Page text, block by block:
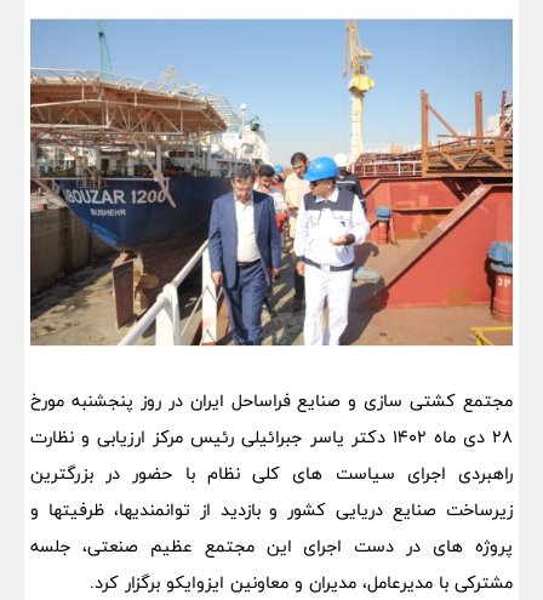
مجتمع کشتی سازی و صنایع فراساحل ایران در روز پنجشنبه مورخ
۲۸ دی ماه ١۴٠٢ دکتر یاسر جبرائیلی رئیس مرکز ارزیابی و نظارت
راهبردی اجرای سیاست های کلی نظام با حضور در بزرگترین
زیرساخت صنایع دریایی کشور و بازدید از توانمندیها، ظرفیتها و
پروژه های در دست اجرای این مجتمع عظیم صنعتی، جلسه
مشترکی با مدیرعامل، مدیران و معاونین ایزوایکو برگزار کرد.